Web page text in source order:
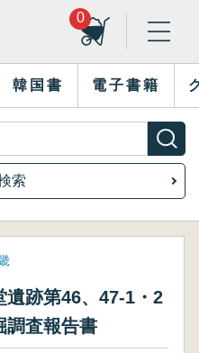
0
韓国書 電子書籍
索
遺跡第46、47-1・2
調査報告書